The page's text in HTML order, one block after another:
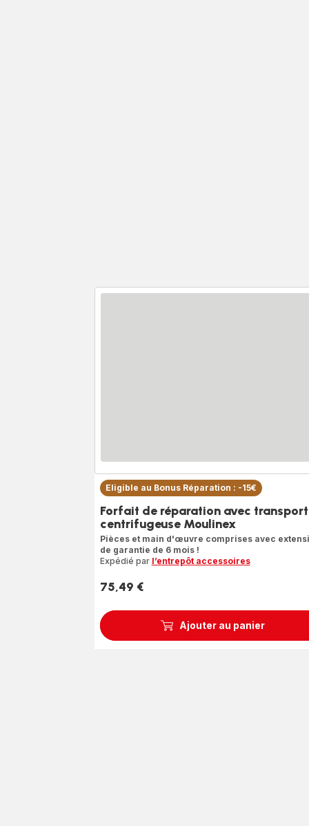
Ajouter au panier
Eligible au Bonus Réparation : -15€
Forfait de réparation avec transport
centrifugeuse Moulinex
Pièces et main d'œuvre comprises avec
de garantie de 6 mois !
Expédié par l’entrepôt accessoires
Prix
75,49 €